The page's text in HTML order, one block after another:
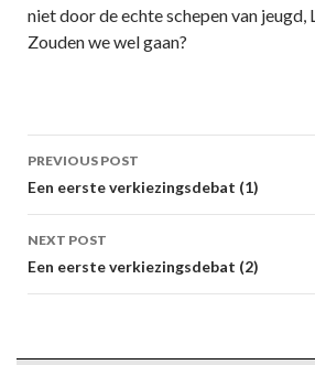
niet door de echte schepen van jeugd,
Zouden we wel gaan?
Post
navigation
PREVIOUS POST
Een eerste verkiezingsdebat (1)
NEXT POST
Een eerste verkiezingsdebat (2)